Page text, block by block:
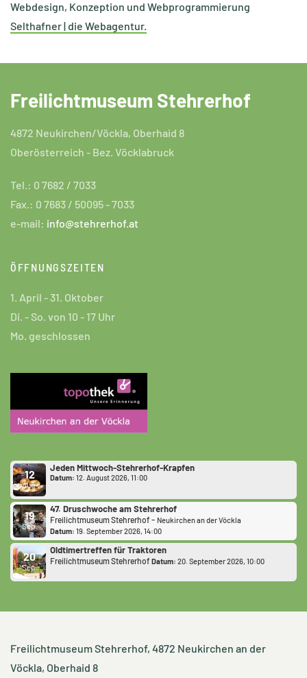
Webdesign, Konzeption und Webprogrammierung
Selthafner | die Webagentur.
Freilichtmuseum Stehrerhof
4872 Neukirchen/Vöckla, Oberhaid 8
Oberösterreich - Bez. Vöcklabruck
Tel.: 0 7682 / 7033
Fax.: 0 7683 / 50095 - 7033
e-mail: info@stehrerhof.at
ÖFFNUNGSZEITEN
1. April - 31. Oktober
Di. - So. von 10 - 17 Uhr
Mo. geschlossen
12
Aug.
Jeden Mittwoch-Stehrerhof-Krapfen
Datum: 12. August 2026, 11:00
19
Sep.
47. Druschwoche am Stehrerhof
Freilichtmuseum Stehrerhof - Neukirchen an der Vöckla
Datum: 19. September 2026, 14:00
20
Sep.
Oldtimertreffen für Traktoren
Freilichtmuseum Stehrerhof Datum: 20. September 2026, 10:00
Freilichtmuseum Stehrerhof, 4872 Neukirchen an der
Vöckla, Oberhaid 8